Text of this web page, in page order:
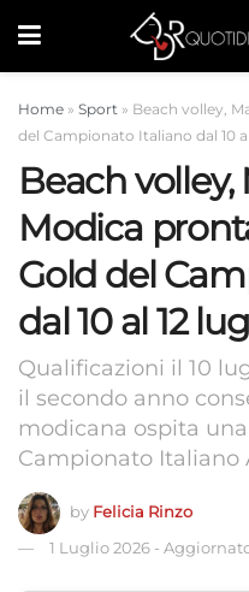
Home » Sport » Beach volley,
del Campionato Italiano dal 10
Beach
Modica
Gold del
dal 10 al 12
Qualificazioni il 10
il secondo anno
modicana ospita
Campionato Italiano
by Felicia Rinzo
1 Luglio 2026 - Aggiornato